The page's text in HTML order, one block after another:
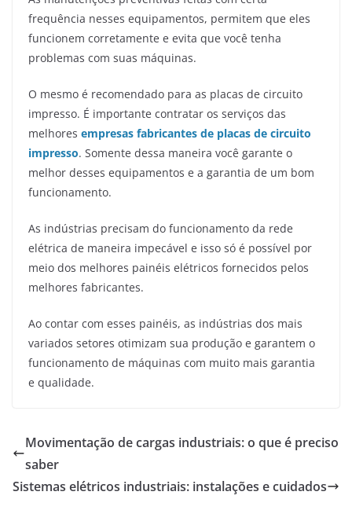
frequência nesses equipamentos, permitem que eles
funcionem corretamente e evita que você tenha
problemas com suas máquinas.
O mesmo é recomendado para as placas de circuito
impresso. É importante contratar os serviços das
melhores empresas fabricantes de placas de circuito
impresso. Somente dessa maneira você garante o
melhor desses equipamentos e a garantia de um bom
funcionamento.
As indústrias precisam do funcionamento da rede
elétrica de maneira impecável e isso só é possível por
meio dos melhores painéis elétricos fornecidos pelos
melhores fabricantes.
Ao contar com esses painéis, as indústrias dos mais
variados setores otimizam sua produção e garantem o
funcionamento de máquinas com muito mais garantia
e qualidade.
Movimentação de cargas industriais: o que é preciso
saber
Sistemas elétricos industriais: instalações e cuidados